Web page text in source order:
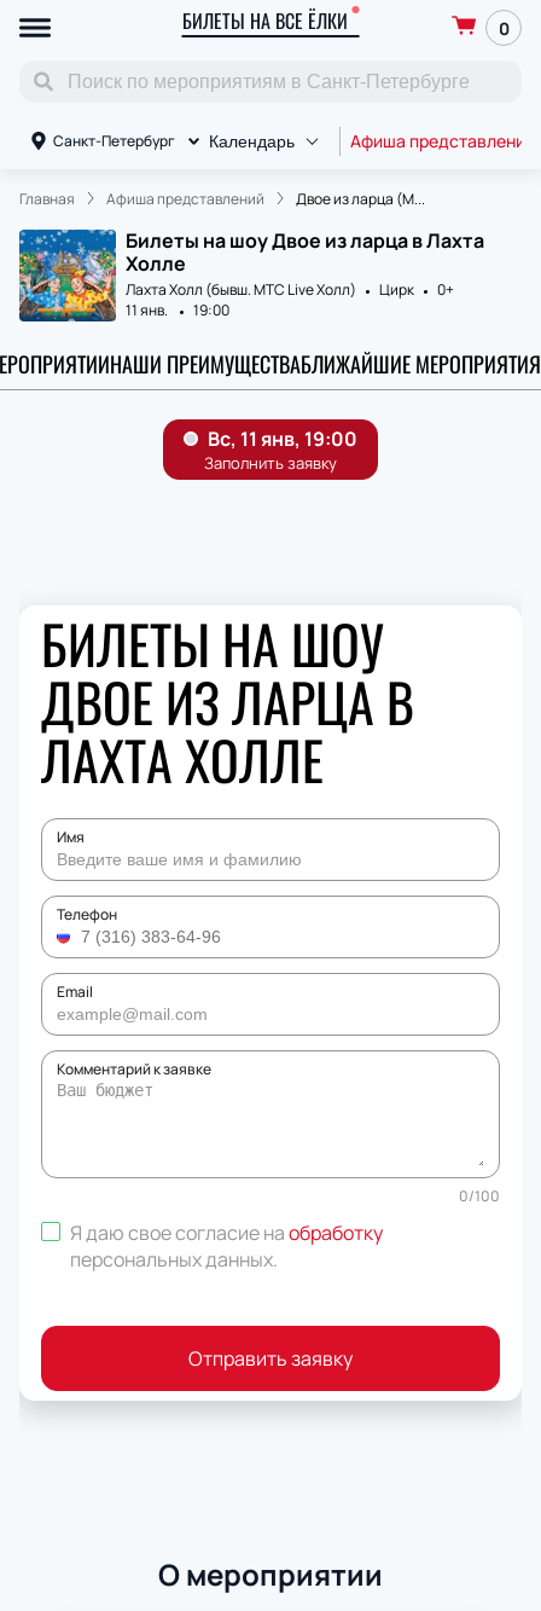
БИЛЕТЫ НА ВСЕ ЁЛКИ 0
Санкт-Петербург Календарь Афиша представлений
Главная Афиша представлений Двое из ларца (М...
Билеты на шоу Двое из ларца в Лахта
Холле
Лахта Холл (бывш. МТС Live Холл) Цирк
0+
11 янв.
19:00
НАШИ ПРЕИМУЩЕСТВАБЛИЖАЙШИЕ МЕРОПРИЯТИЯ
БИЛЕТЫ НА ШОУ
ДВОЕ ИЗ ЛАРЦА В
ЛАХТА ХОЛЛЕ
Имя
Телефон
Email
Комментарий к заявке
0/100
Я даю свое согласие наобработку
персональных данных.
Отправить заявку
О мероприятии